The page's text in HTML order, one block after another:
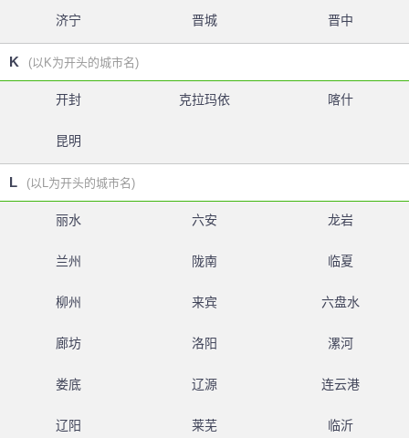
济宁 晋城 晋中
K (以K为开头的城市名)
开封 克拉玛依 喀什
昆明
L (以L为开头的城市名)
丽水 六安 龙岩
兰州 陇南 临夏
柳州 来宾 六盘水
廊坊 洛阳 漯河
娄底 辽源 连云港
辽阳 莱芜 临沂